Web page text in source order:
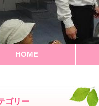
HOME
ゴリー